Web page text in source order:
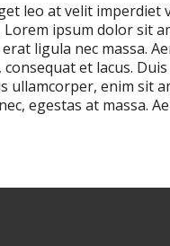
leo at velit imperdiet
ipsum dolor sit
ligula nec massa.
et lacus.
ullamcorper, enim
egestas at massa.